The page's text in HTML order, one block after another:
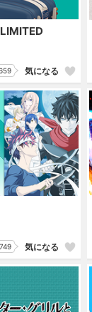
気になる
気になる